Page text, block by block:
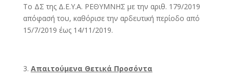
Το ΔΣ της Δ.Ε.Υ.Α. ΡΕΘΥΜΝΗΣ με την αριθ. 179/2019
απόφασή του, καθόρισε την αρδευτική περίοδο από
15/7/2019 έως 14/11/2019.
Απαιτούμενα Θετικά Προσόντα